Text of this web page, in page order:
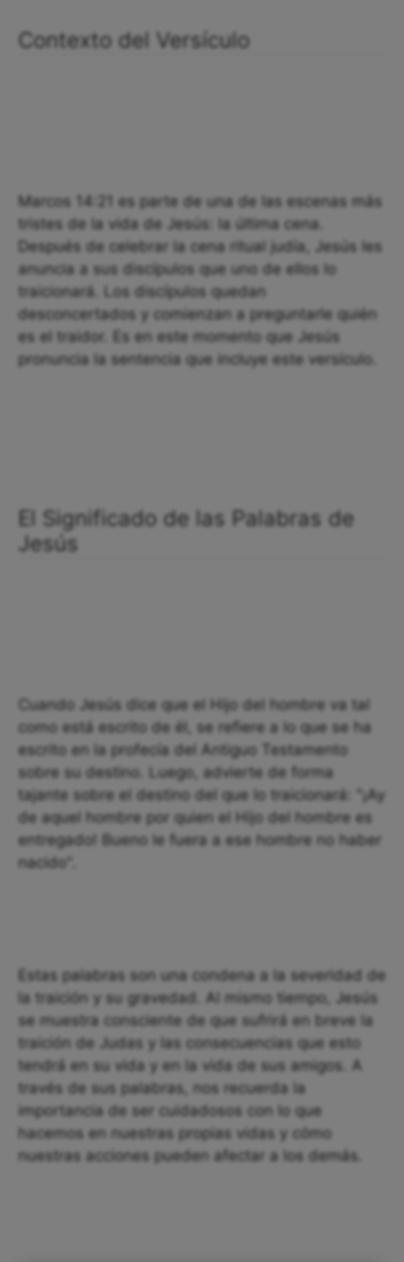
Contexto del Versículo
Marcos 14:21 es parte de una de las escenas más
tristes de la vida de Jesús: la última cena.
Después de celebrar la cena ritual judía, Jesús les
anuncia a sus discípulos que uno de ellos lo
traicionará. Los discípulos quedan
desconcertados y comienzan a preguntarle quién
es el traidor. Es en este momento que Jesús
pronuncia la sentencia que incluye este versículo.
El Significado de las Palabras de
Jesús
Cuando Jesús dice que el Hijo del hombre va tal
como está escrito de él, se refiere a lo que se ha
escrito en la profecía del Antiguo Testamento
sobre su destino. Luego, advierte de forma
tajante sobre el destino del que lo traicionará: "¡Ay
de aquel hombre por quien el Hijo del hombre es
entregado! Bueno le fuera a ese hombre no haber
nacido".
Estas palabras son una condena a la severidad de
la traición y su gravedad. Al mismo tiempo, Jesús
se muestra consciente de que sufrirá en breve la
traición de Judas y las consecuencias que esto
tendrá en su vida y en la vida de sus amigos. A
través de sus palabras, nos recuerda la
importancia de ser cuidadosos con lo que
hacemos en nuestras propias vidas y cómo
nuestras acciones pueden afectar a los demás.